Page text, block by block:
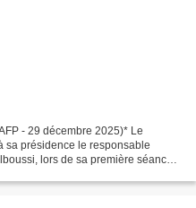
- 29 décembre 2025)* Le
sa présidence le responsable
lors de sa première séance